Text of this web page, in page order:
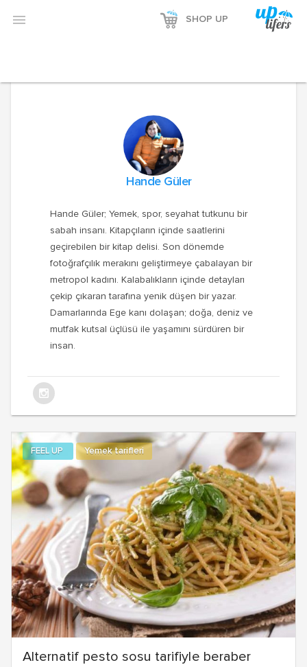
 SHOP UP
Hande Güler
Hande Güler; Yemek, spor, seyahat tutkunu bir
sabah insanı. Kitapçıların içinde saatlerini
geçirebilen bir kitap delisi. Son dönemde
fotoğrafçılık merakını geliştirmeye çabalayan bir
metropol kadını. Kalabalıkların içinde detayları
çekip çıkaran tarafına yenik düşen bir yazar.
Damarlarında Ege kanı dolaşan; doğa, deniz ve
mutfak kutsal üçlüsü ile yaşamını sürdüren bir
insan.
Alternatif pesto sosu tarifiyle beraber
FEEL UP Yemek tarifleri